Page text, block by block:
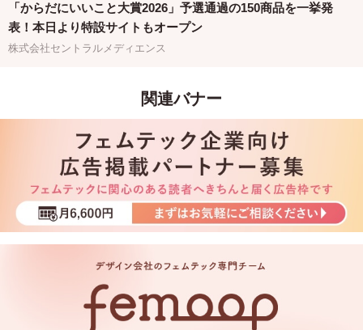
「からだにいいこと大賞2026」予選通過の150商品を一挙発
表！本日より特設サイトもオープン
株式会社セントラルメディエンス
関連バナー